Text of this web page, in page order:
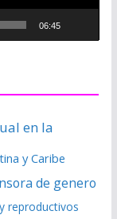
06:45
en la
y Caribe
de genero
reproductivos